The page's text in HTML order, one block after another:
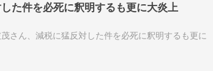
た件を必死に釈明するも更に大炎上
さん、減税に猛反対した件を必死に釈明するも更に